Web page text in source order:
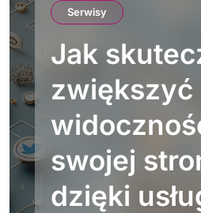
Serwisy
Jak
zwiększyć
swojej
dzięki